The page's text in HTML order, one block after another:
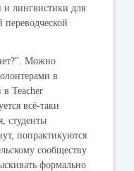
лингвистики для
Можно
в
в Teacher
всё-таки
студенты
попрактикуются
сообществу
формально